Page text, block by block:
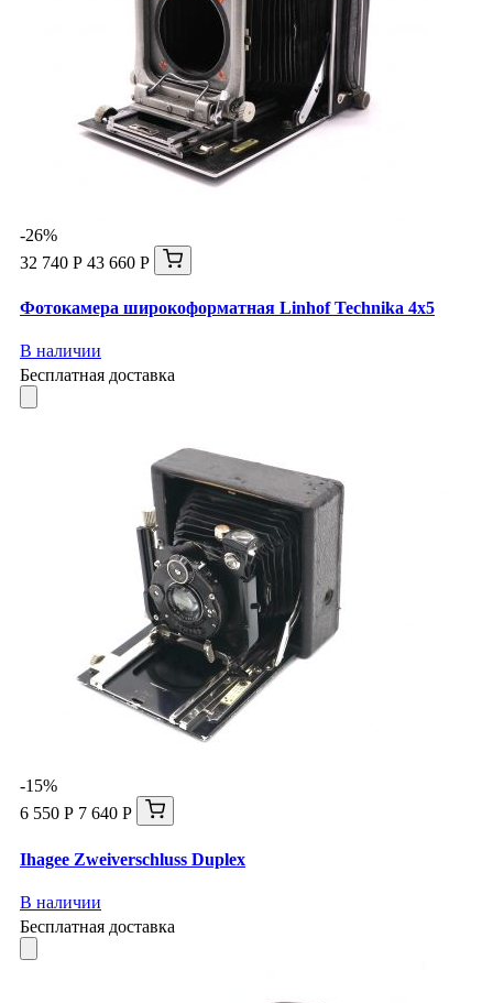
-26%
32 740 Р 43 660 Р
Фотокамера широкоформатная Linhof Technika 4x5
В наличии
Бесплатная доставка
-15%
6 550 Р 7 640 Р
Ihagee Zweiverschluss Duplex
В наличии
Бесплатная доставка